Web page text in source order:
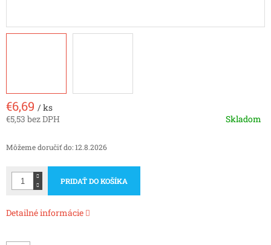
€6,69 / ks
€5,53 bez DPH
cena:
Skladom
Môžeme doručiť do:12.8.2026
PRIDAŤ DO KOŠÍKA
Detailné informácie